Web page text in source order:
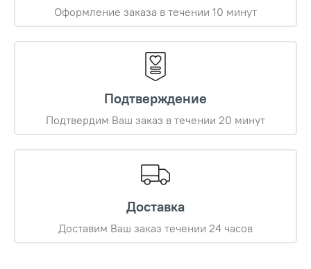
Оформление заказа в течении 10 минут
Подтверждение
Подтвердим Ваш заказ в течении 20 минут
Доставка
Доставим Ваш заказ течении 24 часов